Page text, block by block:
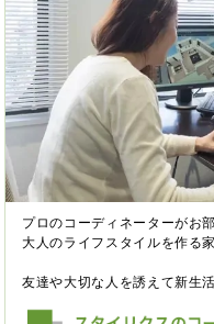
プロのコーディネーターがお
大人のライフスタイルを作る
友達や大切な人を誘えて新生